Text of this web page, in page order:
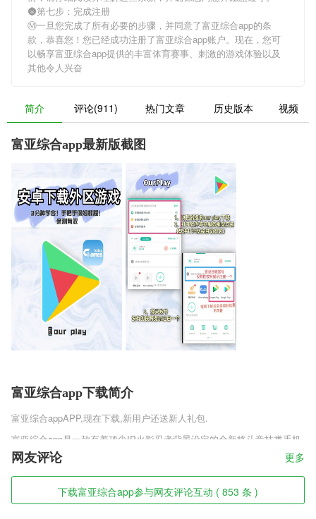
🌚第七步：完成注册
Ⓜ一旦您完成了所有必要的步骤，并同意了富亚综合app的条
款，恭喜您！您已经成功注册了富亚综合app账户。现在，您可
以畅享富亚综合app提供的丰富体育赛事、刺激的游戏体验以及
其他令人兴奋
简介 评论(911) 热门文章 历史版本 视频
富亚综合app最新版截图
富亚综合app下载简介
富亚综合appAPP,现在下载,新用户还送新人礼包.
富亚综合app是一款有着顶尖IP火影忍者背景设定的全新格斗竞技类手机
游戏，经典的火影世界，不同忍村的所有忍者都会在这里汇集。创新的平
衡设定，融合各种角色的所有技能，带来更加有趣的对战。收集更多不同
的忍者，通过完成任务来体验更加有趣的战斗。
富亚综合app软件特色
网友评论 更多
下载富亚综合app参与网友评论互动 ( 853 条 )